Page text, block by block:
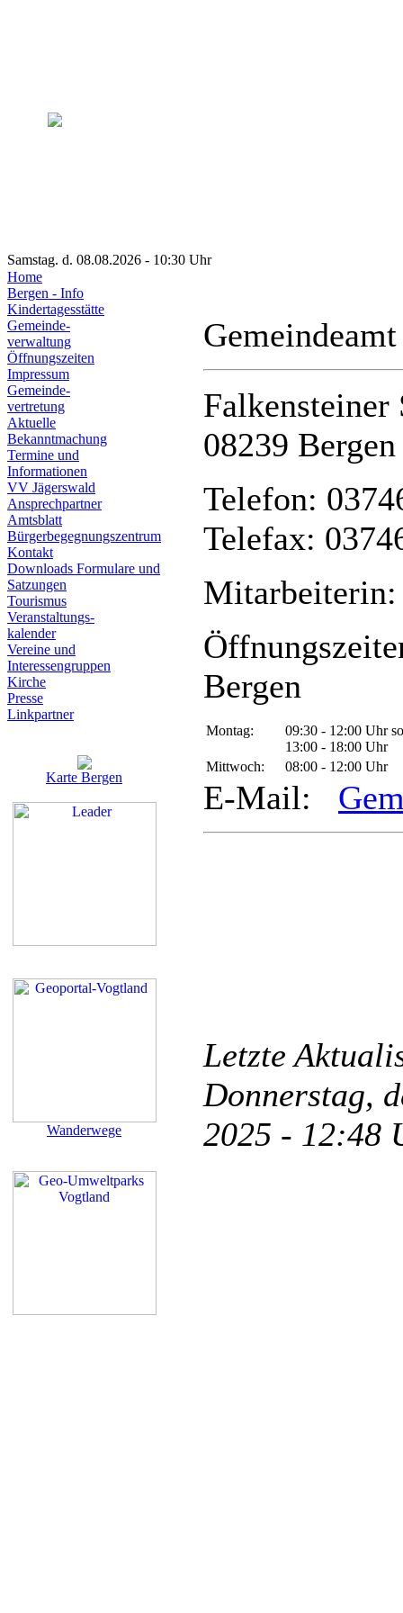
Samstag. d. 08.08.2026 - 10:30 Uhr
Home
Bergen - Info
Kindertagesstätte
Gemeinde-
verwaltung
Öffnungszeiten
Impressum
Gemeinde-
vertretung
Aktuelle
Bekanntmachung
Termine und
Informationen
VV Jägerswald
Ansprechpartner
Amtsblatt
Bürgerbegegnungszentrum
Kontakt
Downloads Formulare und
Satzungen
Tourismus
Veranstaltungs-
kalender
Vereine und
Interessen­gruppen
Kirche
Presse
Linkpartner
Karte Bergen
Wanderwege
Falkensteiner
08239 Bergen
Telefon:
Telefax:
Mitarbeiterin:
Bergen
Montag:
09:30 - 12:00 Uhr
13:00 - 18:00 Uhr
Mittwoch:
08:00 - 12:00 Uhr
E-Mail:
Letzte
Donnerstag,
2025 -